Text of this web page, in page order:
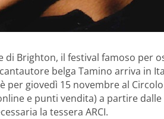
di Brighton, il festival famoso per
belga Tamino arriva in
per giovedì 15 novembre al
e punti vendita) a partire
la tessera ARCI.